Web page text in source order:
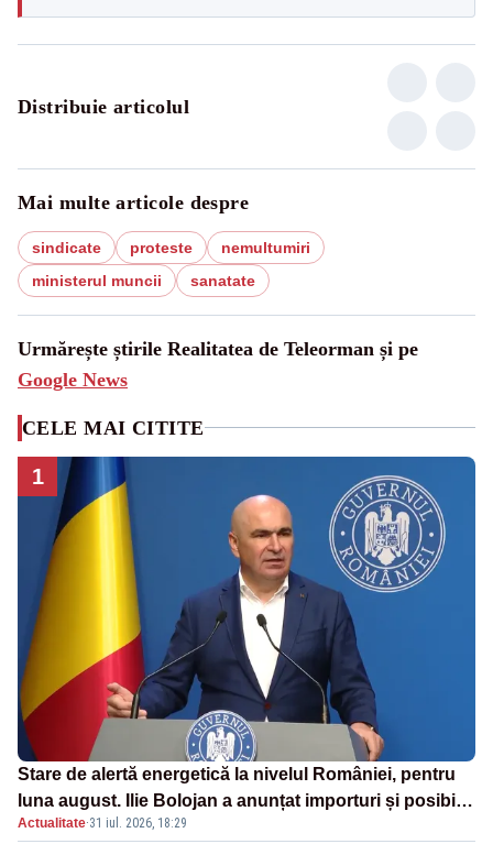
Distribuie articolul
Mai multe articole despre
sindicate proteste
nemultumiri
ministerul muncii
sanatate
Urmărește știrile Realitatea de Teleorman și pe
Google News
CELE MAI CITITE
1
Stare de alertă energetică la nivelul României, pentru
luna august. Ilie Bolojan a anunțat importuri și posibile
restricții – VIDEO
Actualitate·31 iul. 2026, 18:29